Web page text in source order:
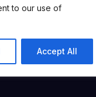
to our use of
Accept All
NewsupbyThemeansar